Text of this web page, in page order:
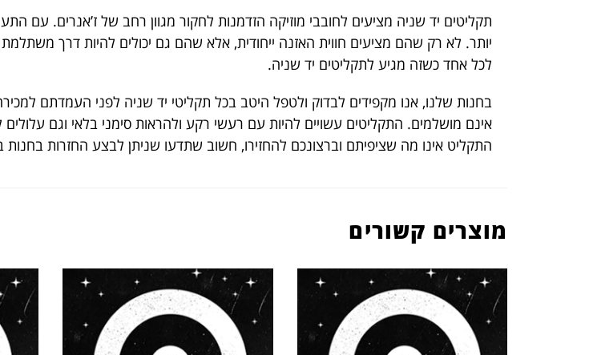
תקליטים יד שניה מציעים לחובבי מוזיקה הזדמנות לחקור מגוון רחב של ז’אנרים. עם
יותר. לא רק שהם מציעים חווית האזנה ייחודית, אלא שהם גם יכולים להיות דרך
לכל אחד כשזה מגיע לתקליטים יד שניה.
בחנות שלנו, אנו מקפידים לבדוק ולטפל היטב בכל תקליטי יד שניה לפני העמדתם
אינם מושלמים. התקליטים עשויים להיות עם רעשי רקע ולהראות סימני בלאי וגם
התקליט אינו מה שציפיתם וברצונכם להחזירו, חשוב שתדעו שניתן לבצע החזרות בחנות
מוצרים קשורים